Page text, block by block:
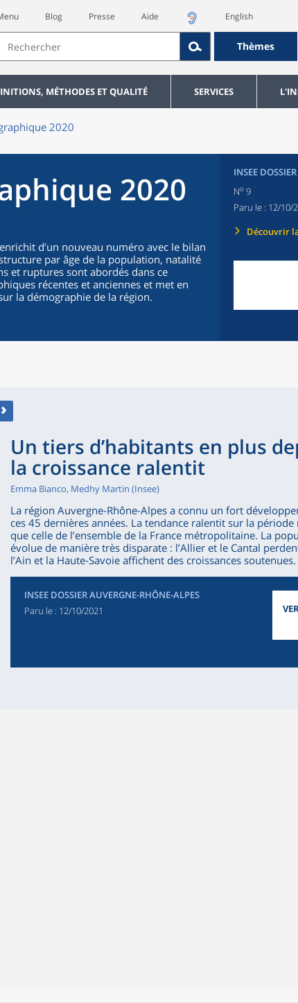
Blog Presse Aide English
Thèmes
MÉTHODES ET QUALITÉ SERVICES
2020
2020
d’un nouveau numéro avec le bilan
par âge de la population, natalité
et ruptures sont abordés dans ce
récentes et anciennes et met en
la démographie de la région.
INSEE
No 9
Paru le : 12/10/
Découvrir
Un tiers d’habitants en plus
la croissance ralentit
Emma Bianco, Medhy Martin (Insee)
La région Auvergne-Rhône-Alpes a connu un fort
ces 45 dernières années. La tendance ralentit sur la
que celle de l’ensemble de la France métropolitaine. La
évolue de manière très disparate : l’Allier et le Cantal
l’Ain et la Haute-Savoie affichent des croissances soutenues.
INSEE DOSSIER AUVERGNE-RHÔNE-ALPES
Paru le : 12/10/2021